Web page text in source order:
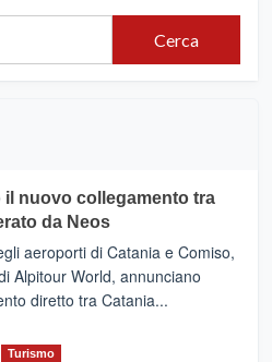
Cerca
il nuovo collegamento tra
da Neos
aeroporti di Catania e Comiso,
Alpitour World, annunciano
diretto tra Catania...
Turismo